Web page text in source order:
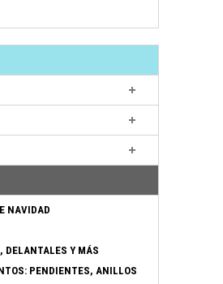
NAVIDAD
DELANTALES Y MÁS
PENDIENTES, ANILLOS